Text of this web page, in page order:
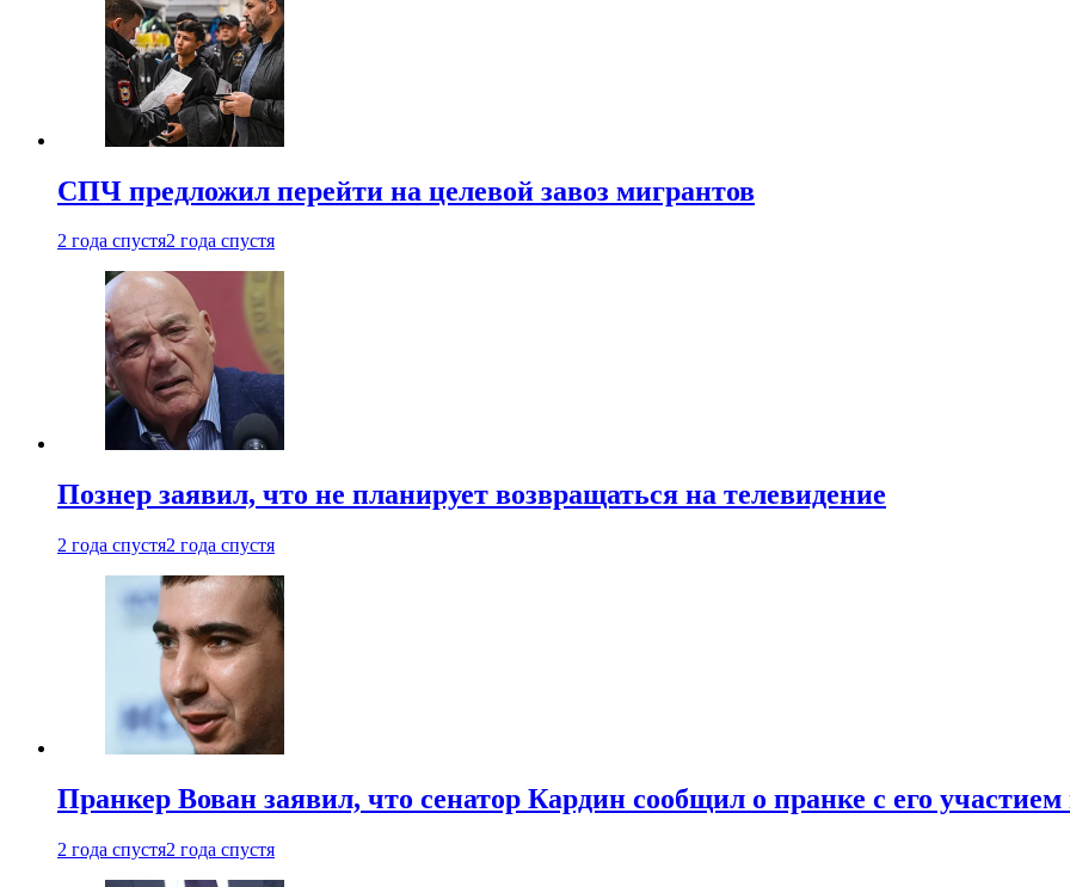
СПЧ предложил перейти на целевой завоз мигрантов
2 года спустя2 года спустя
Познер заявил, что не планирует возвращаться на телевидение
2 года спустя2 года спустя
Пранкер Вован заявил, что сенатор Кардин сообщил о пранке с его
2 года спустя2 года спустя